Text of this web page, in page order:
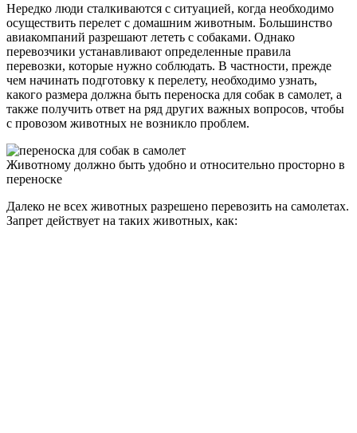
Нередко люди сталкиваются с ситуацией, когда необходимо
осуществить перелет с домашним животным. Большинство
авиакомпаний разрешают лететь с собаками. Однако
перевозчики устанавливают определенные правила
перевозки, которые нужно соблюдать. В частности, прежде
чем начинать подготовку к перелету, необходимо узнать,
какого размера должна быть переноска для собак в самолет, а
также получить ответ на ряд других важных вопросов, чтобы
с провозом животных не возникло проблем.
Животному должно быть удобно и относительно просторно в
переноске
Далеко не всех животных разрешено перевозить на самолетах.
Запрет действует на таких животных, как: